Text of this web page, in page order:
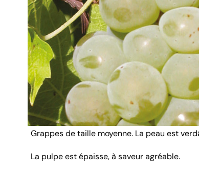
Grappes de taille moyenne. La peau est
La pulpe est épaisse, à saveur agréable.